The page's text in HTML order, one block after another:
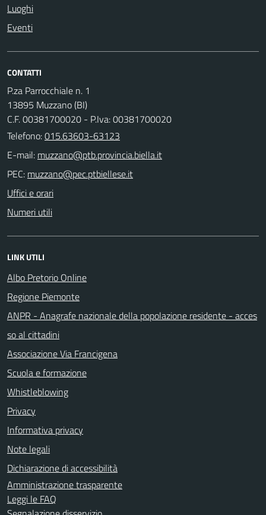
Luoghi
Eventi
CONTATTI
P.za Parrocchiale n. 1
13895 Muzzano (BI)
C.F. 00381700020 - P.Iva: 00381700020
Telefono:015.63603-63123
E-mail:
PEC:
Uffici e orari
Numeri utili
LINK UTILI
Albo Pretorio Online
Regione Piemonte
ANPR - Anagrafe nazionale della popolazione residente - acces
so al cittadini
Associazione Via Francigena
Scuola e formazione
Whistleblowing
Privacy
Informativa privacy
Note legali
Dichiarazione di accessibilità
Amministrazione trasparente
Leggi le FAQ